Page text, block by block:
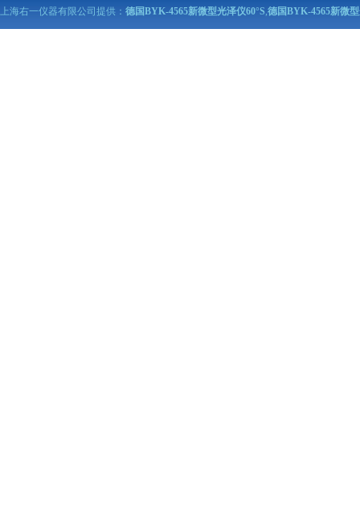
上海右一仪器有限公司提供： 德国BYK-4565新微型光泽仪60°S,德国BYK-4565新微